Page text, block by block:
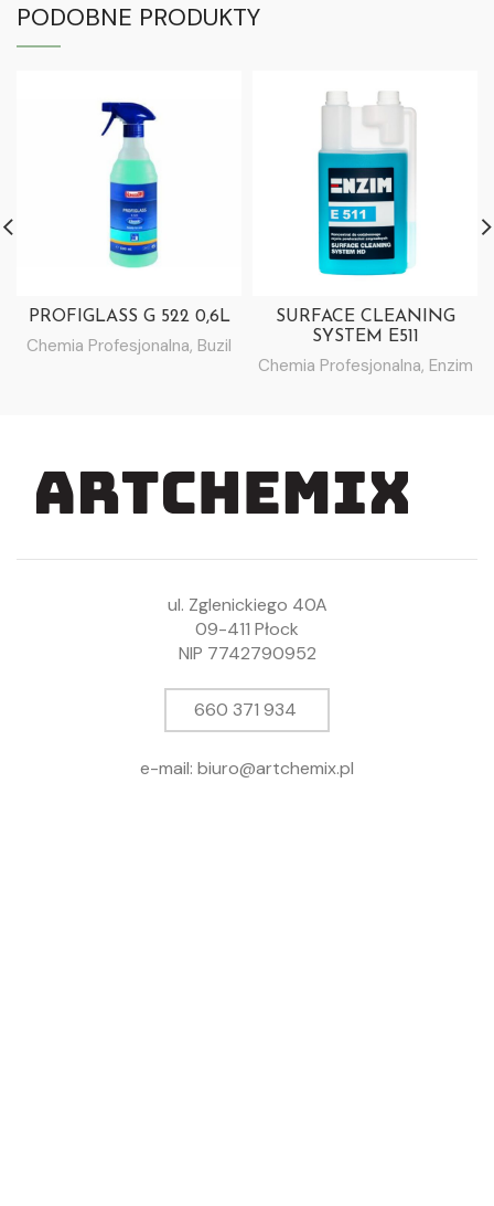
PODOBNE PRODUKTY
PROFIGLASS G 522 0,6L
Chemia Profesjonalna, Buzil
SURFACE CLEANING
SYSTEM E511
Chemia Profesjonalna, Enzim
ul. Zglenickiego 40A
09-411 Płock
NIP 7742790952
660 371 934
e-mail: biuro@artchemix.pl